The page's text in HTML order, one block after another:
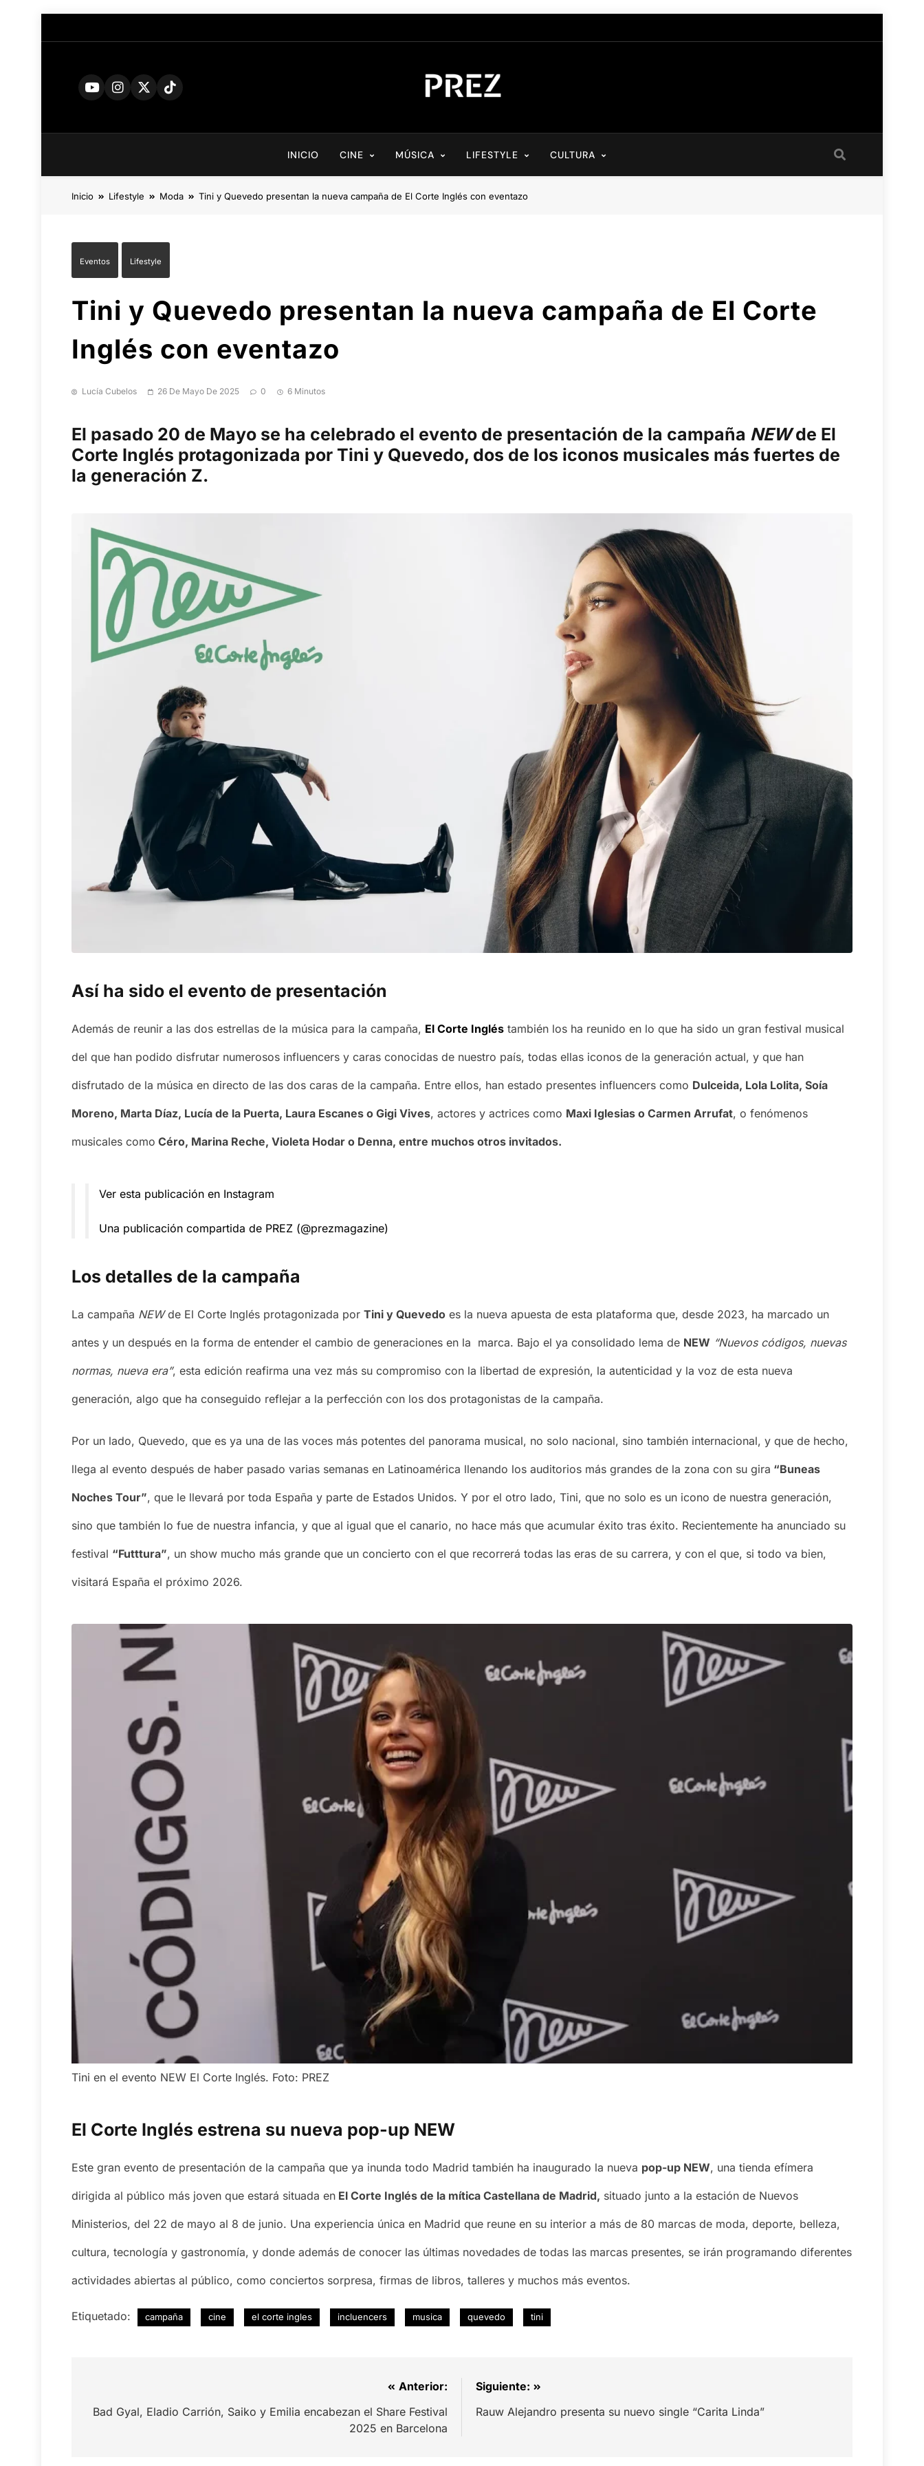
al
PREZ MAGAZINE
INICIO CINE MÚSICA LIFESTYLE CULTURA
Inicio Lifestyle Moda Tini y Quevedo presentan la nueva campaña de El Corte Inglés con eventazo
Eventos Lifestyle
Tini y Quevedo presentan la nueva campaña de El Corte
Inglés con eventazo
Lucía Cubelos 26 De Mayo De 2025 0 6 Minutos
El pasado 20 de Mayo se ha celebrado el evento de presentación de la campaña NEWde El
Corte Inglés protagonizada por Tini y Quevedo, dos de los iconos musicales más fuertes de
la generación Z.
Así ha sido el evento de presentación
Además de reunir a las dos estrellas de la música para la campaña, El Corte Inglés también los ha reunido en lo que ha sido un gran festival musical
del que han podido disfrutar numerosos influencers y caras conocidas de nuestro país, todas ellas iconos de la generación actual, y que han
disfrutado de la música en directo de las dos caras de la campaña. Entre ellos, han estado presentes influencers como Dulceida, Lola Lolita, Soía
Moreno, Marta Díaz, Lucía de la Puerta, Laura Escanes o Gigi Vives, actores y actrices como Maxi Iglesias o Carmen Arrufat, o fenómenos
musicales como Céro, Marina Reche, Violeta Hodar o Denna, entre muchos otros invitados.
Ver esta publicación en Instagram
Una publicación compartida de PREZ (@prezmagazine)
Los detalles de la campaña
La campaña NEWde El Corte Inglés protagonizada por Tini y Quevedo es la nueva apuesta de esta plataforma que, desde 2023, ha marcado un
antes y un después en la forma de entender el cambio de generaciones en la marca. Bajo el ya consolidado lema de NEW “Nuevos códigos, nuevas
normas, nueva era”, esta edición reafirma una vez más su compromiso con la libertad de expresión, la autenticidad y la voz de esta nueva
generación, algo que ha conseguido reflejar a la perfección con los dos protagonistas de la campaña.
Por un lado, Quevedo, que es ya una de las voces más potentes del panorama musical, no solo nacional, sino también internacional, y que de hecho,
llega al evento después de haber pasado varias semanas en Latinoamérica llenando los auditorios más grandes de la zona con su gira “Buneas
Noches Tour”, que le llevará por toda España y parte de Estados Unidos. Y por el otro lado, Tini, que no solo es un icono de nuestra generación,
sino que también lo fue de nuestra infancia, y que al igual que el canario, no hace más que acumular éxito tras éxito. Recientemente ha anunciado su
festival “Futttura”, un show mucho más grande que un concierto con el que recorrerá todas las eras de su carrera, y con el que, si todo va bien,
visitará España el próximo 2026.
Tini en el evento NEW El Corte Inglés. Foto: PREZ
El Corte Inglés estrena su nueva pop-up NEW
Este gran evento de presentación de la campaña que ya inunda todo Madrid también ha inaugurado la nueva pop-up NEW, una tienda efímera
dirigida al público más joven que estará situada en El Corte Inglés de la mítica Castellana de Madrid, situado junto a la estación de Nuevos
Ministerios, del 22 de mayo al 8 de junio. Una experiencia única en Madrid que reune en su interior a más de 80 marcas de moda, deporte, belleza,
cultura, tecnología y gastronomía, y donde además de conocer las últimas novedades de todas las marcas presentes, se irán programando diferentes
actividades abiertas al público, como conciertos sorpresa, firmas de libros, talleres y muchos más eventos.
Etiquetado: campaña cine el corte ingles incluencers musica quevedo tini
de
Anterior:
Bad Gyal, Eladio Carrión, Saiko y Emilia encabezan el Share Festival
2025 en Barcelona
Siguiente:
Rauw Alejandro presenta su nuevo single “Carita Linda”